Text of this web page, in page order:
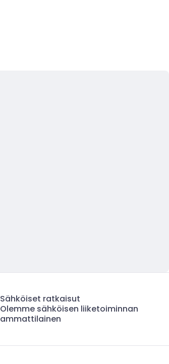
Sähköiset ratkaisut
Olemme sähköisen liiketoiminnan
ammattilainen